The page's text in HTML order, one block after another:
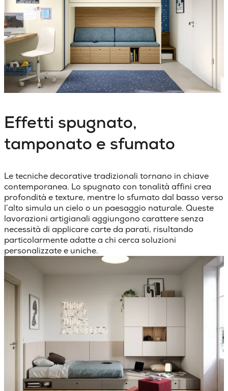
Effetti spugnato,
tamponato e sfumato
Le tecniche decorative tradizionali tornano in chiave
contemporanea. Lo spugnato con tonalità affini crea
profondità e texture, mentre lo sfumato dal basso verso
l’alto simula un cielo o un paesaggio naturale. Queste
lavorazioni artigianali aggiungono carattere senza
necessità di applicare carte da parati, risultando
particolarmente adatte a chi cerca soluzioni
personalizzate e uniche.